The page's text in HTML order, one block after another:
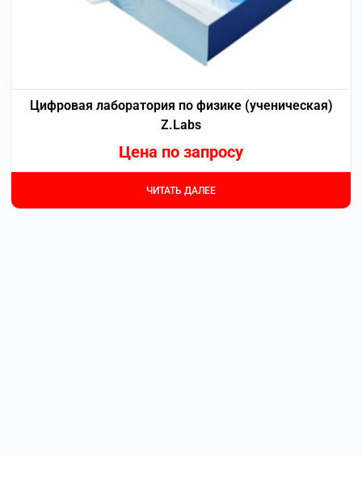
Цифровая лаборатория по физике (ученическая)
Z.Labs
Цена по запросу
ЧИТАТЬ ДАЛЕЕ